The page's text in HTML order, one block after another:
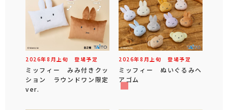
2026年8 月 上旬 登場予定
ミッフィー みみ付きクッ
ション ラウンドワン限定
ver.
2026年8 月 上旬 登場予定
ミッフィー ぬいぐるみヘ
アゴム